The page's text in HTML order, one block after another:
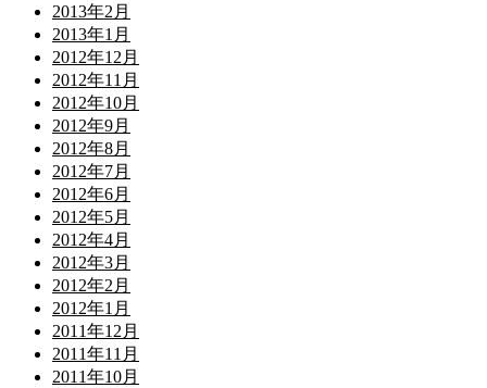
2013年2月
2013年1月
2012年12月
2012年11月
2012年10月
2012年9月
2012年8月
2012年7月
2012年6月
2012年5月
2012年4月
2012年3月
2012年2月
2012年1月
2011年12月
2011年11月
2011年10月